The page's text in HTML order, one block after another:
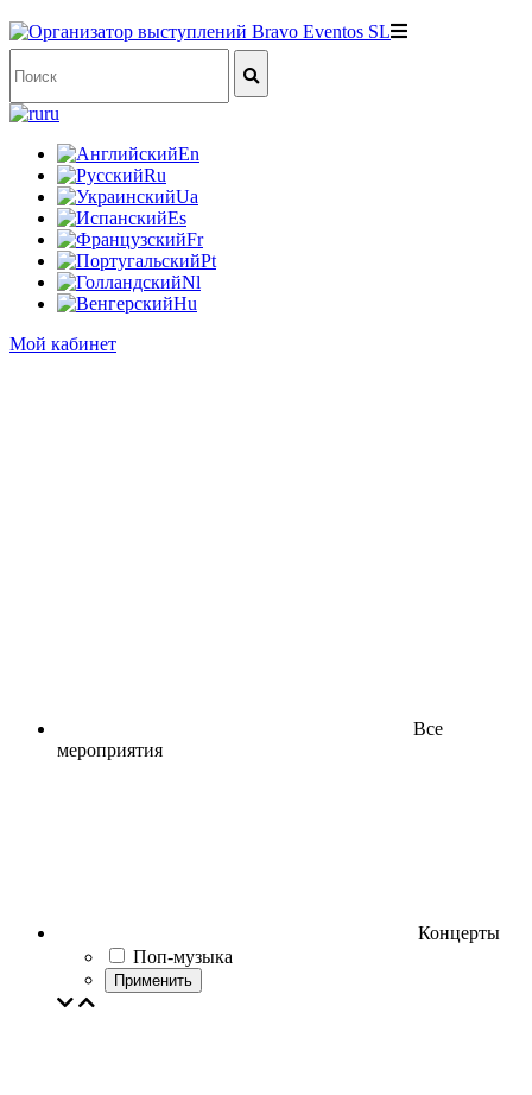
ru
En
Ru
Ua
Es
Fr
Pt
Nl
Hu
Мой кабинет
Все
мероприятия
Концерты
Поп-музыка
Применить